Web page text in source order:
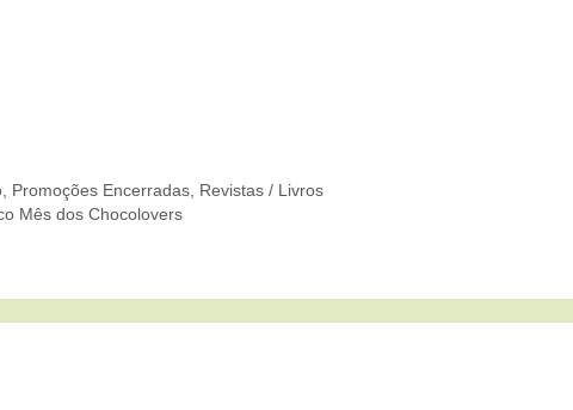
Promoções Encerradas Revistas / Livros
Mês dos Chocolovers